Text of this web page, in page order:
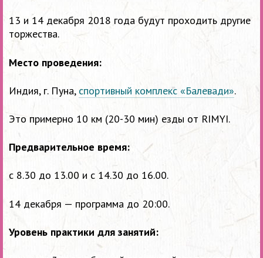
13 и 14 декабря 2018 года будут проходить другие
торжества.
Место проведения:
Индия, г. Пуна, спортивный комплекс «Балевади».
Это примерно 10 км (20-30 мин) езды от RIMYI.
Предварительное время:
с 8.30 до 13.00 и с 14.30 до 16.00.
14 декабря — программа до 20:00.
Уровень практики для занятий: